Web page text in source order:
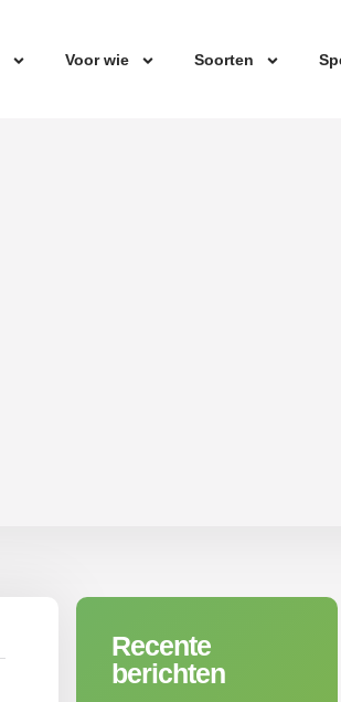
Voor wie Soorten
Recente
berichten